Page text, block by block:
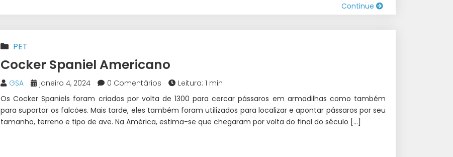
Continue
PET
Cocker Spaniel Americano
GSA janeiro 4, 2024 0 Comentários
Leitura: 1 min
Os Cocker Spaniels foram criados por volta de 1300 para cercar pássaros em armadilhas como também
para suportar os falcões. Mais tarde, eles também foram utilizados ​​para localizar e apontar pássaros por seu
tamanho, terreno e tipo de ave. Na América, estima-se que chegaram por volta do final do século […]